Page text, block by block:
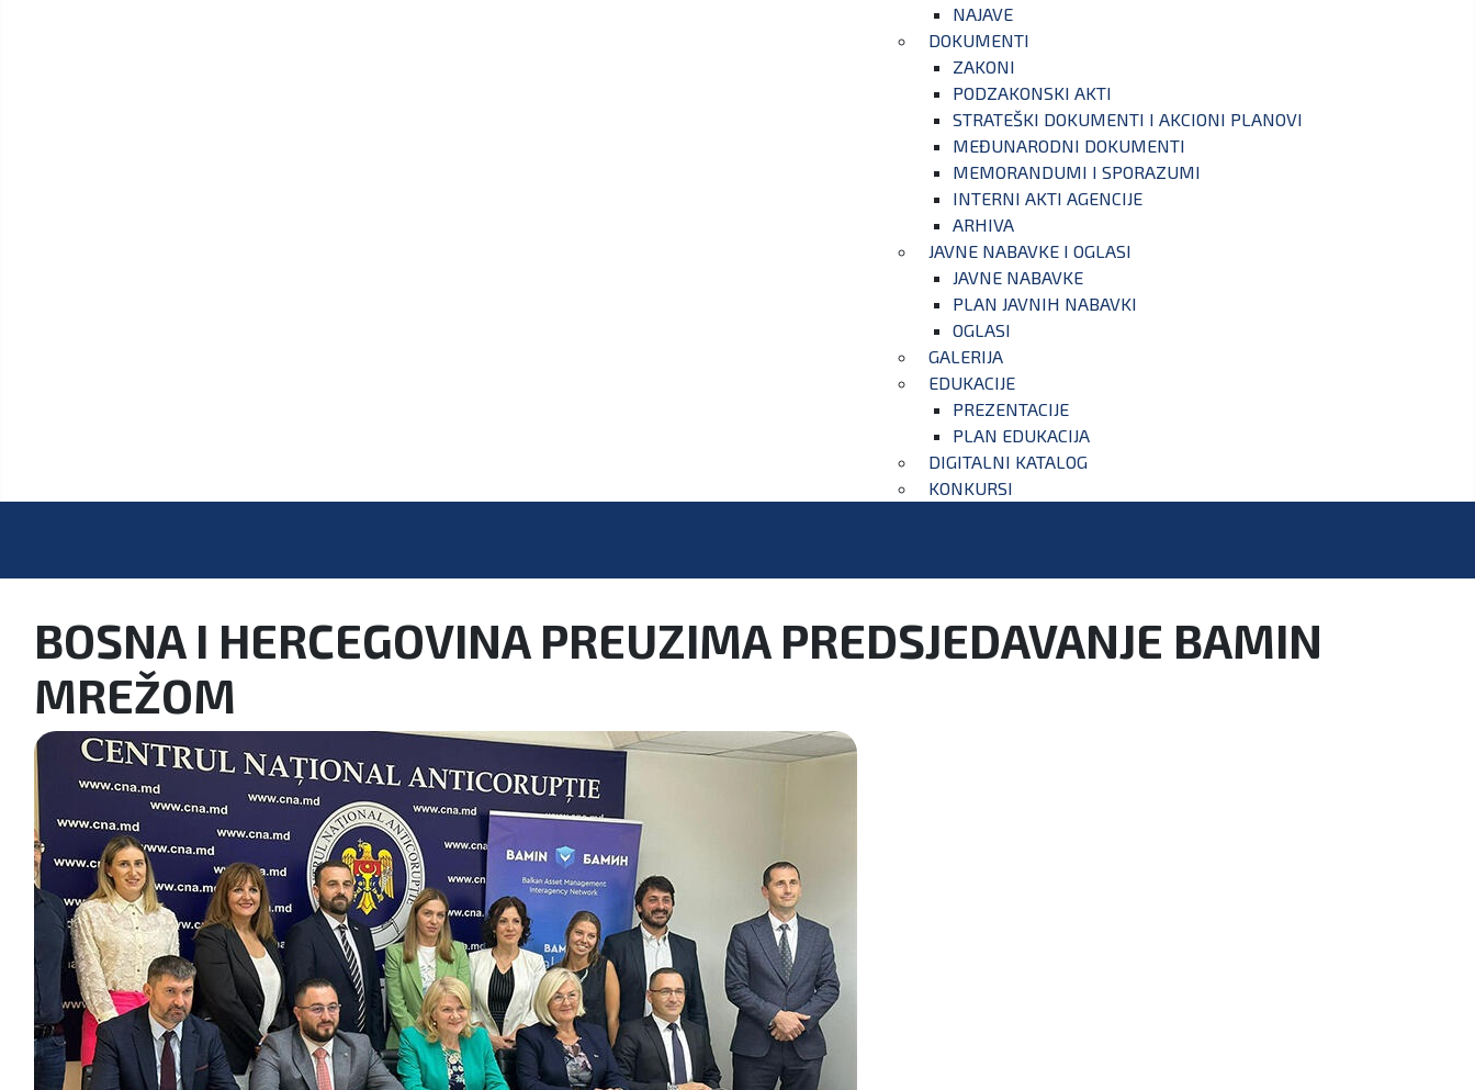
NAJAVE
DOKUMENTI
ZAKONI
PODZAKONSKI AKTI
STRATEŠKI DOKUMENTI I AKCIONI PLANOVI
MEĐUNARODNI DOKUMENTI
MEMORANDUMI I SPORAZUMI
INTERNI AKTI AGENCIJE
ARHIVA
JAVNE NABAVKE I OGLASI
JAVNE NABAVKE
PLAN JAVNIH NABAVKI
OGLASI
GALERIJA
EDUKACIJE
PREZENTACIJE
PLAN EDUKACIJA
DIGITALNI KATALOG
KONKURSI
BOSNA I HERCEGOVINA PREUZIMA PREDSJEDAVANJE BAMIN
MREŽOM